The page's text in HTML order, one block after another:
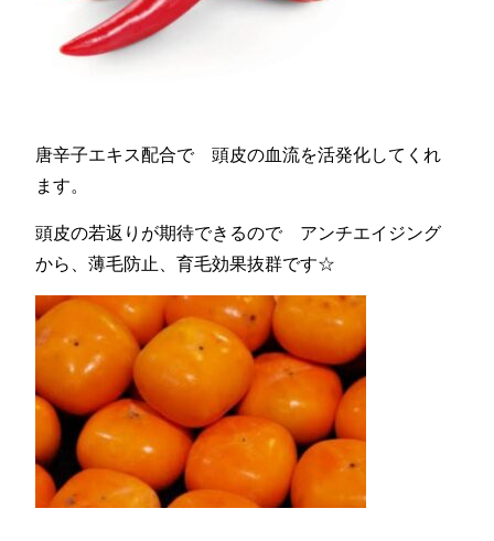
唐辛子エキス配合で 頭皮の血流を活発化してくれ
ます。
頭皮の若返りが期待できるので アンチエイジング
から、薄毛防止、育毛効果抜群です☆